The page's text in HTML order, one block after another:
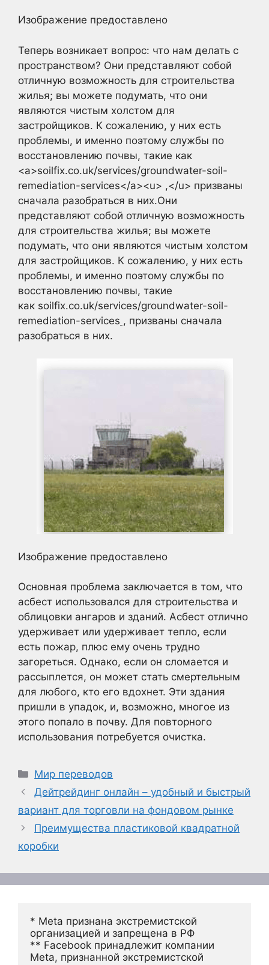
Изображение предоставлено
Теперь возникает вопрос: что нам делать с
пространством? Они представляют собой
отличную возможность для строительства
жилья; вы можете подумать, что они
являются чистым холстом для
застройщиков. К сожалению, у них есть
проблемы, и именно поэтому службы по
восстановлению почвы, такие как
<a>soilfix.co.uk/services/groundwater-soil-
remediation-services</a><u> ,</u> призваны
сначала разобраться в них.Они
представляют собой отличную возможность
для строительства жилья; вы можете
подумать, что они являются чистым холстом
для застройщиков. К сожалению, у них есть
проблемы, и именно поэтому службы по
восстановлению почвы, такие
как soilfix.co.uk/services/groundwater-soil-
remediation-services , призваны сначала
разобраться в них.
Изображение предоставлено
Основная проблема заключается в том, что
асбест использовался для строительства и
облицовки ангаров и зданий. Асбест отлично
удерживает или удерживает тепло, если
есть пожар, плюс ему очень трудно
загореться. Однако, если он сломается и
рассыплется, он может стать смертельным
для любого, кто его вдохнет. Эти здания
пришли в упадок, и, возможно, многое из
этого попало в почву. Для повторного
использования потребуется очистка.
Рубрики
Мир переводов
Дейтрейдинг онлайн – удобный и быстрый
вариант для торговли на фондовом рынке
Преимущества пластиковой квадратной
коробки
* Meta признана экстремистской
организацией и запрещена в РФ
** Facebook принадлежит компании
Meta, признанной экстремистской